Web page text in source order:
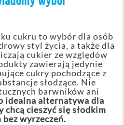
cukru to wybór dla osób
styl życia, a także dla
cukier ze względów
zawierają jedynie
cukry pochodzące z
słodzące. Nie
barwników ani
idealna alternatywa dla
cieszyć się słodkim
bez wyrzeczeń.